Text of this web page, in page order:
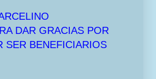
DAR GRACIAS POR
SER BENEFICIARIOS